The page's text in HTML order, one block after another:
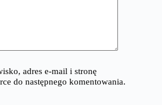
adres e-mail i stronę
do następnego komentowania.